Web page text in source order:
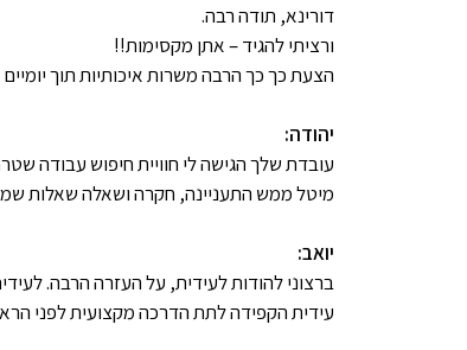
דורינא, תודה רבה.
ורציתי להגיד – אתן מקסימות!!
הצעת כך כך הרבה משרות איכותיות תוך
יהודה:
עובדת שלך הגישה לי חוויית חיפוש עבודה
מיטל ממש התעניינה, חקרה ושאלה שאלות
יואב:
ברצוני להודות לעידית, על העזרה הרבה.
עידית הקפידה לתת הדרכה מקצועית לפני